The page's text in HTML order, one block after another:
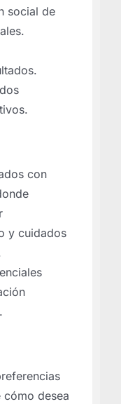
social de
con
y cuidados
desea